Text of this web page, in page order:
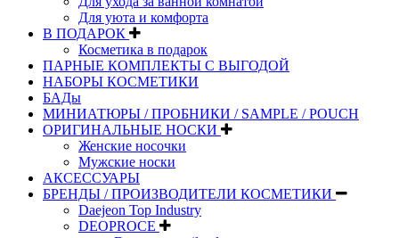
Для уюта и комфорта
В ПОДАРОК
Косметика в подарок
ПАРНЫЕ КОМПЛЕКТЫ С ВЫГОДОЙ
НАБОРЫ КОСМЕТИКИ
БАДы
МИНИАТЮРЫ / ПРОБНИКИ / SAMPLE / POUCH
ОРИГИНАЛЬНЫЕ НОСКИ
Женские носочки
Мужские носки
АКСЕССУАРЫ
БРЕНДЫ / ПРОИЗВОДИТЕЛИ КОСМЕТИКИ
Daejeon Top Industry
DEOPROCE